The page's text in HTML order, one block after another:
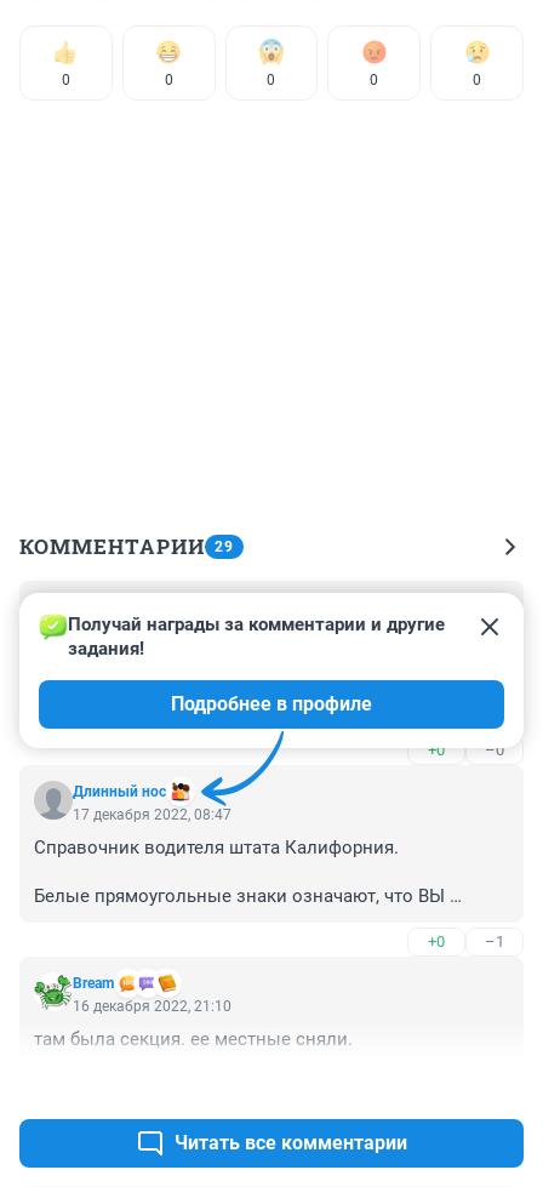
0 0 0 0 0
КОММЕНТАРИИ 29
17 декабря 2022, 10:56
Дегенеративная ментальность в каждой новости.
Жаль детей. Они не выбирали ни родителей, ни
родину, и вынуждены страдать из-за
безответственных взрослых!
+0 –0
Длинный нос
Получай награды за комментарии и другие
задания!
Подробнее в профиле
17 декабря 2022, 08:47
Справочник водителя штата Калифорния.
Белые прямоугольные знаки означают, что ВЫ
зеленый флюоресцентный фон.
Эти знаки предупреждают о наличии пешеходов,
Следуйте указаниям на всех предупреждающих
+0 –1
Bream
16 декабря 2022, 21:10
там была секция. ее местные сняли.
Читать все комментарии